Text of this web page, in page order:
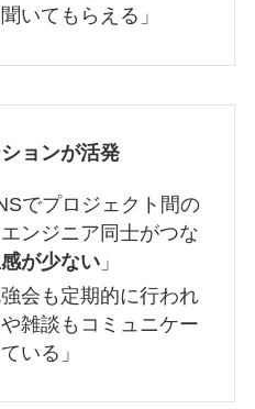
いてもらえる」
ョンが活発
でプロジェクト間の
ンジニア同士がつな
が少ない」
会も定期的に行われ
雑談もコミュニケー
いる」